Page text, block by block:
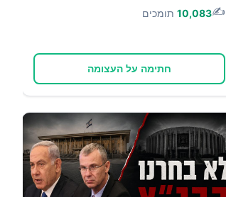
✍️
10,083 תומכים
חתימה על העצומה